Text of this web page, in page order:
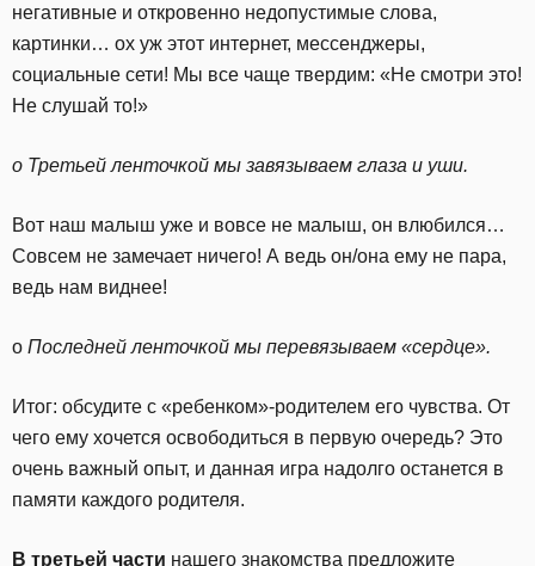
негативные и откровенно недопустимые слова,
картинки… ох уж этот интернет, мессенджеры,
социальные сети! Мы все чаще твердим: «Не смотри это!
Не слушай то!»
o Третьей ленточкой мы завязываем глаза и уши.
Вот наш малыш уже и вовсе не малыш, он влюбился…
Совсем не замечает ничего! А ведь он/она ему не пара,
ведь нам виднее!
o Последней ленточкой мы перевязываем «сердце».
Итог: обсудите с «ребенком»-родителем его чувства. От
чего ему хочется освободиться в первую очередь? Это
очень важный опыт, и данная игра надолго останется в
памяти каждого родителя.
В третьей части нашего знакомства предложите